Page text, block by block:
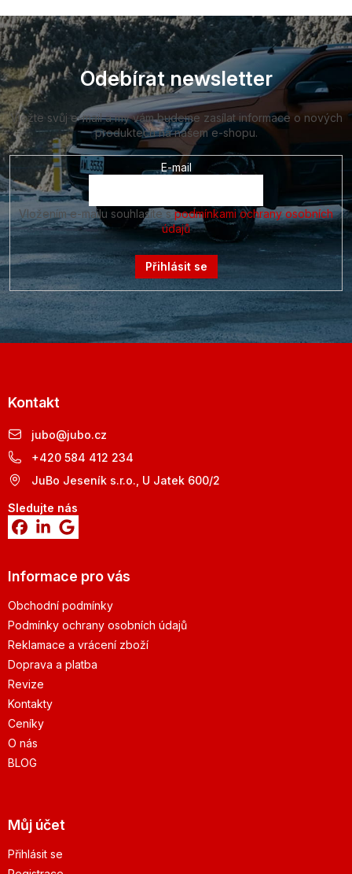
Z
á
p
a
t
í
Odebírat newsletter
Vložte svůj e-mail a my vám budeme zasílat informace o nových
produktech na našem e-shopu.
E-mail
Vložením e-mailu souhlasíte spodmínkami ochrany osobních
údajů
Přihlásit se
Kontakt
jubo@jubo.cz
+420 584 412 234
JuBo Jeseník s.r.o., U Jatek 600/2
Sledujte nás
Informace pro vás
Obchodní podmínky
Podmínky ochrany osobních údajů
Reklamace a vrácení zboží
Doprava a platba
Revize
Kontakty
Ceníky
O nás
BLOG
Můj účet
Přihlásit se